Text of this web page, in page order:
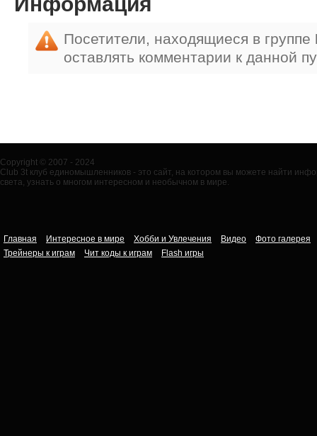
Посетители, находящиеся в группе
оставлять комментарии к данной
Copyright © 2007 - 2024
Club 3t клуб единомышленников - это сайт, на котором вы можете найти
света, узнать о многом интересном и необычном в мире.
Главная Интересное в мире Хобби и Увлечения Видео
Фото галерея
Трейнеры к играм
Чит коды к играм Flash игры